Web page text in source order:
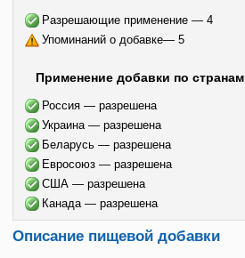
Разрешающие применение — 4
Упоминаний о добавке— 5
Применение добавки по
Россия — разрешена
Украина — разрешена
Беларусь — разрешена
Евросоюз — разрешена
США — разрешена
Канада — разрешена
Описание пищевой добавки